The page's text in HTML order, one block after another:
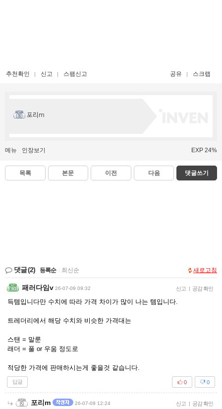
추천확인 신고 스팸신고 공유 스크랩
포리m
메뉴 인장보기 EXP 24%
목록 본문 이전 다음 댓글쓰기
댓글(2) 등록순 최신순 새로고침
패러다임v 26-07-09 09:32 신고 | 공감 확인
득템입니다만 수치에 따라 가격 차이가 많이 나는 템입니다.
트레더리에서 해당 수치와 비슷한 가격대는
스탠 = 말룬
래더 = 풀 or 우움 정도로
적당한 가격에 판매하시는게 좋을것 같습니다.
답글 0
0
포리m 26-07-09 12:24 신고 | 공감 확인